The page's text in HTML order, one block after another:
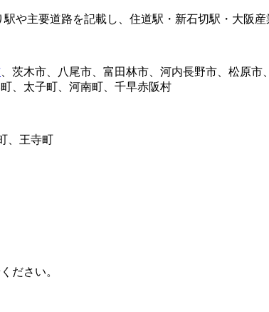
、茨木市、八尾市、富田林市、河内長野市、松原市、
、太子町、河南町、千早赤阪村
、王寺町
ださい。